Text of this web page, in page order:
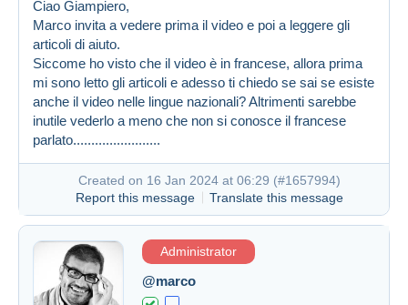
Created on 16 Jan 2024 at 05:46 #1657892
Ciao Giampiero,
Marco invita a vedere prima il video e poi a leggere gli
articoli di aiuto.
Siccome ho visto che il video è in francese, allora prima
mi sono letto gli articoli e adesso ti chiedo se sai se esiste
anche il video nelle lingue nazionali? Altrimenti sarebbe
inutile vederlo a meno che non si conosce il francese
parlato........................
Created on 16 Jan 2024 at 06:29 (#1657994)
Report this message
Translate this message
Administrator
@marco